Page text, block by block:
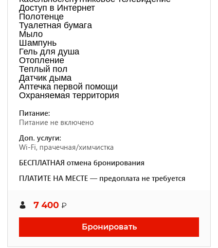
Доступ в Интернет
Полотенце
Туалетная бумага
Мыло
Шампунь
Гель для душа
Отопление
Теплый пол
Датчик дыма
Аптечка первой помощи
Охраняемая территория
Питание:
Питание не включено
Доп. услуги:
Wi-Fi, прачечная/химчистка
БЕСПЛАТНАЯ отмена бронирования
ПЛАТИТЕ НА МЕСТЕ — предоплата не требуется
7 400 ₽
Бронировать